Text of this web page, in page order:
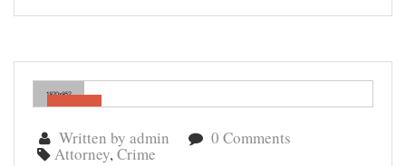
Gen
04
Written by admin 0 Comments
Attorney,Crime